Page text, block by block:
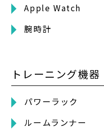
Apple Watch
腕時計
トレーニング機器
パワーラック
ルームランナー